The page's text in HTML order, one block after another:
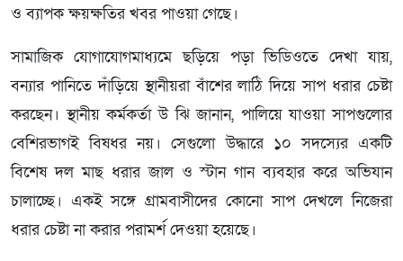
ও ব্যাপক ক্ষয়ক্ষতির খবর পাওয়া গেছে।
সামাজিক যোগাযোগমাধ্যমে ছড়িয়ে পড়া ভিডিওতে দেখা যায়,
বন্যার পানিতে দাঁড়িয়ে স্থানীয়রা বাঁশের লাঠি দিয়ে সাপ ধরার চেষ্টা
করছেন। স্থানীয় কর্মকর্তা উ ঝি জানান, পালিয়ে যাওয়া সাপগুলোর
বেশিরভাগই বিষধর নয়। সেগুলো উদ্ধারে ১০ সদস্যের একটি
বিশেষ দল মাছ ধরার জাল ও স্টান গান ব্যবহার করে অভিযান
চালাচ্ছে। একই সঙ্গে গ্রামবাসীদের কোনো সাপ দেখলে নিজেরা
ধরার চেষ্টা না করার পরামর্শ দেওয়া হয়েছে।